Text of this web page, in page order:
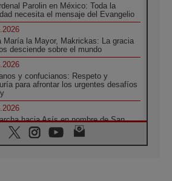
Parolin en México: Toda la
necesita el mensaje del Evangelio
María la Mayor, Makrickas: La gracia
desciende sobre el mundo
y confucianos: Respeto y
para afrontar los urgentes desafíos
hacia Asís en nombre de San
a la espera de León